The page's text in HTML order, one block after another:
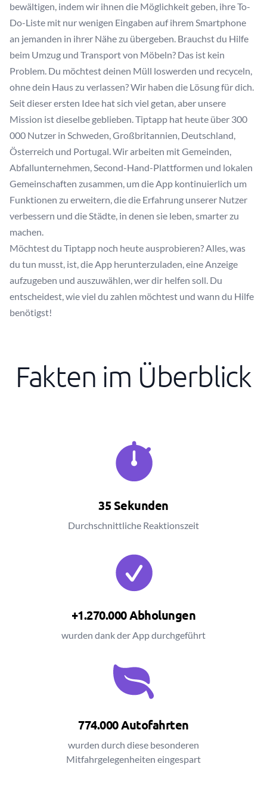
bewältigen, indem wir ihnen die Möglichkeit geben, ihre To-
Do-Liste mit nur wenigen Eingaben auf ihrem Smartphone
an jemanden in ihrer Nähe zu übergeben. Brauchst du Hilfe
beim Umzug und Transport von Möbeln? Das ist kein
Problem. Du möchtest deinen Müll loswerden und recyceln,
ohne dein Haus zu verlassen? Wir haben die Lösung für dich.
Seit dieser ersten Idee hat sich viel getan, aber unsere
Mission ist dieselbe geblieben. Tiptapp hat heute über 300
000 Nutzer in Schweden, Großbritannien, Deutschland,
Österreich und Portugal. Wir arbeiten mit Gemeinden,
Abfallunternehmen, Second-Hand-Plattformen und lokalen
Gemeinschaften zusammen, um die App kontinuierlich um
Funktionen zu erweitern, die die Erfahrung unserer Nutzer
verbessern und die Städte, in denen sie leben, smarter zu
machen.
Möchtest du Tiptapp noch heute ausprobieren? Alles, was
du tun musst, ist, die App herunterzuladen, eine Anzeige
aufzugeben und auszuwählen, wer dir helfen soll. Du
entscheidest, wie viel du zahlen möchtest und wann du Hilfe
benötigst!
Fakten im Überblick
35 Sekunden
Durchschnittliche Reaktionszeit
+1.270.000 Abholungen
wurden dank der App durchgeführt
774.000 Autofahrten
wurden durch diese besonderen
Mitfahrgelegenheiten eingespart